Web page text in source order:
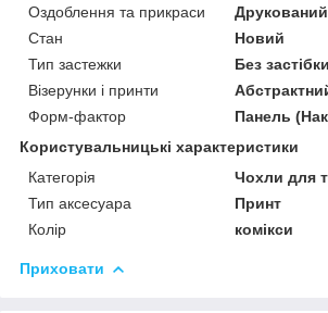
Оздоблення та прикраси
Стан
Новий
Тип застежки
Без застібки
Візерунки і принти
Форм-фактор
Панель
Користувальницькі характеристики
Категорія
Чохли для
Тип аксесуара
Принт
Колір
комікси
Приховати